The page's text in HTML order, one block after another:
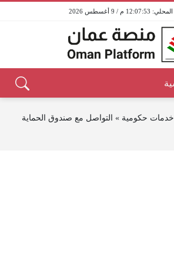
12:07:54 م / 9 أغسطس 2026
خدمات حكومية » التواصل مع صندوق الحماية